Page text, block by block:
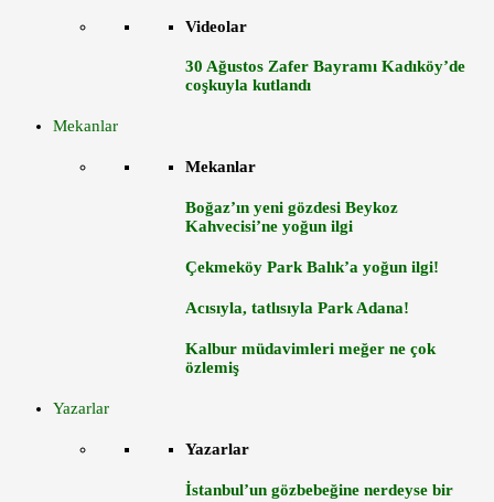
Videolar
30 Ağustos Zafer Bayramı Kadıköy’de
coşkuyla kutlandı
Mekanlar
Mekanlar
Boğaz’ın yeni gözdesi Beykoz
Kahvecisi’ne yoğun ilgi
Çekmeköy Park Balık’a yoğun ilgi!
Acısıyla, tatlısıyla Park Adana!
Kalbur müdavimleri meğer ne çok
özlemiş
Yazarlar
Yazarlar
İstanbul’un gözbebeğine nerdeyse bir